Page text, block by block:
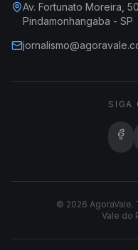
Av. Fortunato Moreira,
Pindamonhangaba - SP
SIGA
© 2026
Vale do